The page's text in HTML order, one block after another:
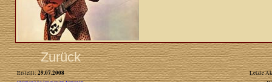
Zurück
Erstellt: 29.07.2008
Letzte